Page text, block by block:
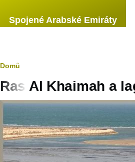
Spojené Arabské Emiráty
Drobečková
navigace
Domů
Ras Al Khaimah a